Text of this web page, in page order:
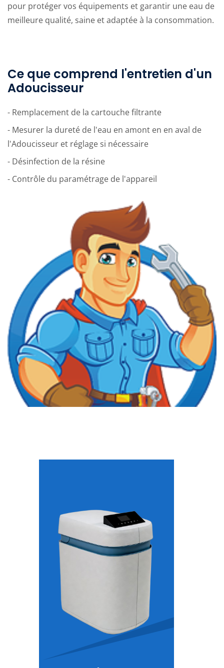
pour protéger vos équipements et garantir une eau de
meilleure qualité, saine et adaptée à la consommation.
Ce que comprend l'entretien d'un
Adoucisseur
- Remplacement de la cartouche filtrante
- Mesurer la dureté de l'eau en amont en en aval de
l'Adoucisseur et réglage si nécessaire
- Désinfection de la résine
- Contrôle du paramétrage de l'appareil